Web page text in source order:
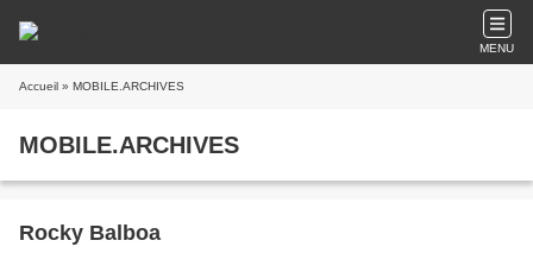
MENU
Accueil » MOBILE.ARCHIVES
MOBILE.ARCHIVES
Rocky Balboa